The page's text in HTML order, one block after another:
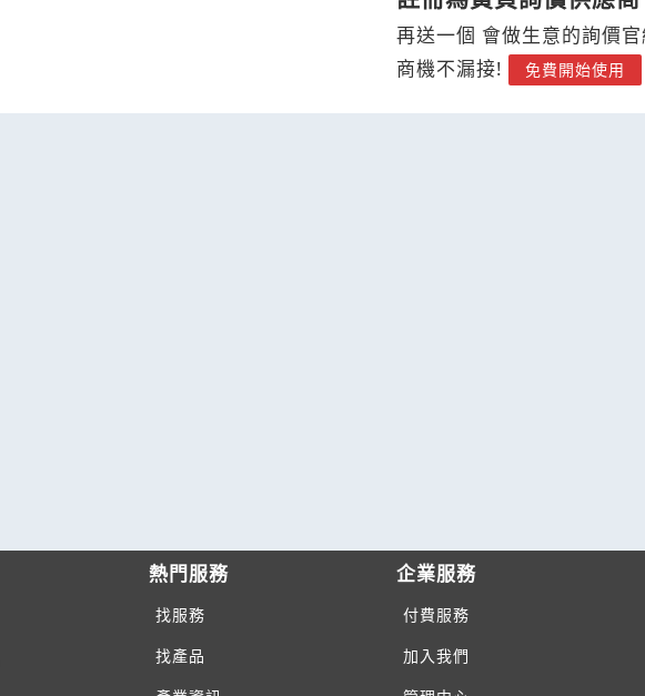
再送一個 會做生意的詢價
商機不漏接!
免費開始使用
熱門服務
找服務
找產品
企業服務
付費服務
加入我們